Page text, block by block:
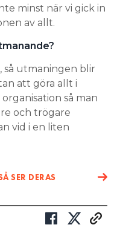
minst när vi gick in
av allt.
så utmaningen blir
att göra allt i
så man
och trögare
vid i en liten
SER DERAS